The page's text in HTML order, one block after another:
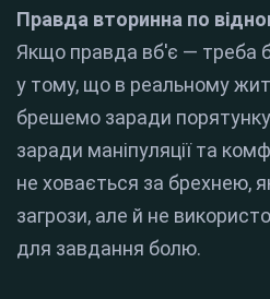
Правда вторинна по
Якщо правда вб'є — треба
у тому, що в реальному
брешемо заради
заради маніпуляції та
не ховається за брехнею,
загрози, але й не
для завдання болю.